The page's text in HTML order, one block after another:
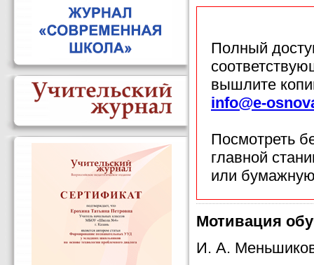
Полный
вышлите
info@e-
Посмотреть
главной
или
Мотивация
И. А.